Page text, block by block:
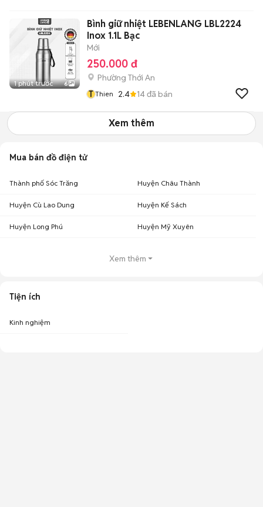
1 phút trước 6
Bình giữ nhiệt LEBENLANG LBL2224
Inox 1.1L Bạc
Mới
250.000 đ
Phường Thới An
T Thien 2.4 14đã bán
Xem thêm
Mua bán đồ điện tử
Thành phố Sóc Trăng Huyện Châu Thành
Huyện Cù Lao Dung Huyện Kế Sách
Huyện Long Phú Huyện Mỹ Xuyên
Xem thêm
Tiện ích
Kinh nghiệm